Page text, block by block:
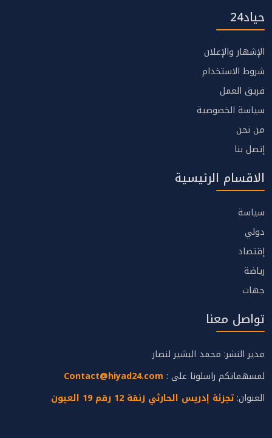
حياد24
الإشهار والإعلان
شروط الاستخدام
فريق العمل
سياسة الخصوصية
من نحن
إتصل بنا
الاقسام الرئيسية
سياسة
دولي
إقتصاد
رياضة
جهات
تواصل معنا
مدير النشر: محمد البشير لنصار
لمسهماتكم راسلونا على : Contact@hiyad24.com
العنوان:تجزئة إدريس الحارثي زنقة 12 رقم 19 العيون